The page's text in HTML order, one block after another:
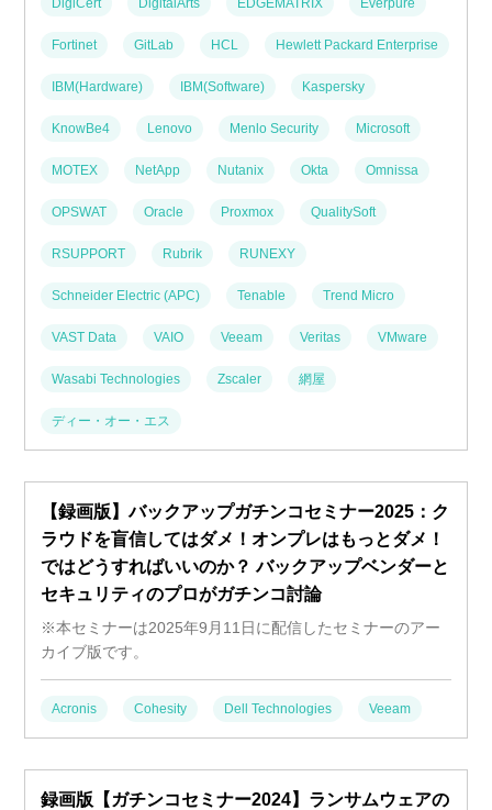
Fortinet GitLab HCL Hewlett Packard Enterprise
IBM(Hardware) IBM(Software) Kaspersky
KnowBe4 Lenovo Menlo Security Microsoft
MOTEX NetApp Nutanix Okta Omnissa
OPSWAT Oracle Proxmox QualitySoft
RSUPPORT Rubrik RUNEXY
Schneider Electric (APC) Tenable Trend Micro
VAST Data VAIO Veeam Veritas VMware
Wasabi Technologies Zscaler 網屋
ディー・オー・エス
【録画版】バックアップガチンコセミナー2025：ク
ラウドを盲信してはダメ！オンプレはもっとダメ！
ではどうすればいいのか？ バックアップベンダーと
セキュリティのプロがガチンコ討論
※本セミナーは2025年9月11日に配信したセミナーのアー
カイブ版です。
Acronis Cohesity Dell Technologies Veeam
録画版【ガチンコセミナー2024】ランサムウェアの